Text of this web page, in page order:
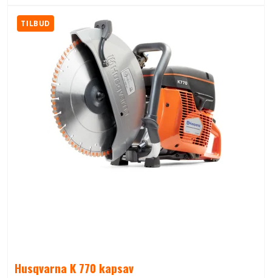
TILBUD
Husqvarna K 770 kapsav